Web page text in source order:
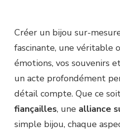
Créer un bijou sur-
fascinante, une véritable
émotions, vos souvenirs
un acte profondément
détail compte. Que ce
fiançailles, une alliance
simple bijou, chaque